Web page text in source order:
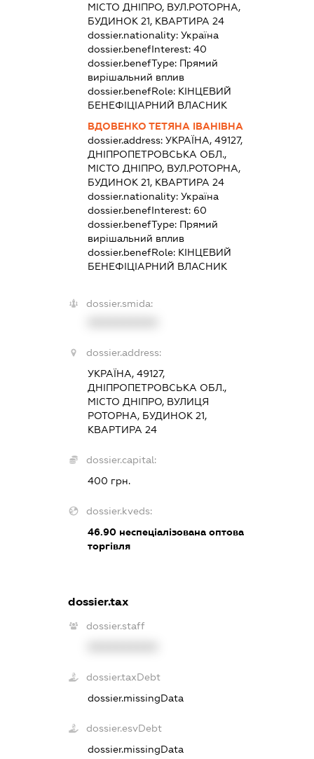
МІСТО ДНІПРО, ВУЛ.РОТОРНА,
БУДИНОК 21, КВАРТИРА 24
dossier.nationality:Україна
dossier.benefInterest:40
dossier.benefType: Прямий
вирішальний вплив
dossier.benefRole: КІНЦЕВИЙ
БЕНЕФІЦІАРНИЙ ВЛАСНИК
ВДОВЕНКО ТЕТЯНА ІВАНІВНА
dossier.address:УКРАЇНА, 49127,
ДНІПРОПЕТРОВСЬКА ОБЛ.,
МІСТО ДНІПРО, ВУЛ.РОТОРНА,
БУДИНОК 21, КВАРТИРА 24
dossier.nationality:Україна
dossier.benefInterest: 60
dossier.benefType: Прямий
вирішальний вплив
dossier.benefRole: КІНЦЕВИЙ
БЕНЕФІЦІАРНИЙ ВЛАСНИК
dossier.smida:
dossier.address:
УКРАЇНА, 49127,
ДНІПРОПЕТРОВСЬКА ОБЛ.,
МІСТО ДНІПРО, ВУЛИЦЯ
РОТОРНА, БУДИНОК 21,
КВАРТИРА 24
dossier.capital:
400 грн.
dossier.kveds:
46.90 неспеціалізована оптова
торгівля
dossier.tax
dossier.staff
dossier.taxDebt
dossier.missingData
dossier.esvDebt
dossier.missingData